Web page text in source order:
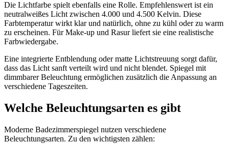
Die Lichtfarbe spielt ebenfalls eine Rolle. Empfehlenswert ist ein
neutralweißes Licht zwischen 4.000 und 4.500 Kelvin. Diese
Farbtemperatur wirkt klar und natürlich, ohne zu kühl oder zu warm
zu erscheinen. Für Make-up und Rasur liefert sie eine realistische
Farbwiedergabe.
Eine integrierte Entblendung oder matte Lichtstreuung sorgt dafür,
dass das Licht sanft verteilt wird und nicht blendet. Spiegel mit
dimmbarer Beleuchtung ermöglichen zusätzlich die Anpassung an
verschiedene Tageszeiten.
Welche Beleuchtungsarten es gibt
Moderne Badezimmerspiegel nutzen verschiedene
Beleuchtungsarten. Zu den wichtigsten zählen: